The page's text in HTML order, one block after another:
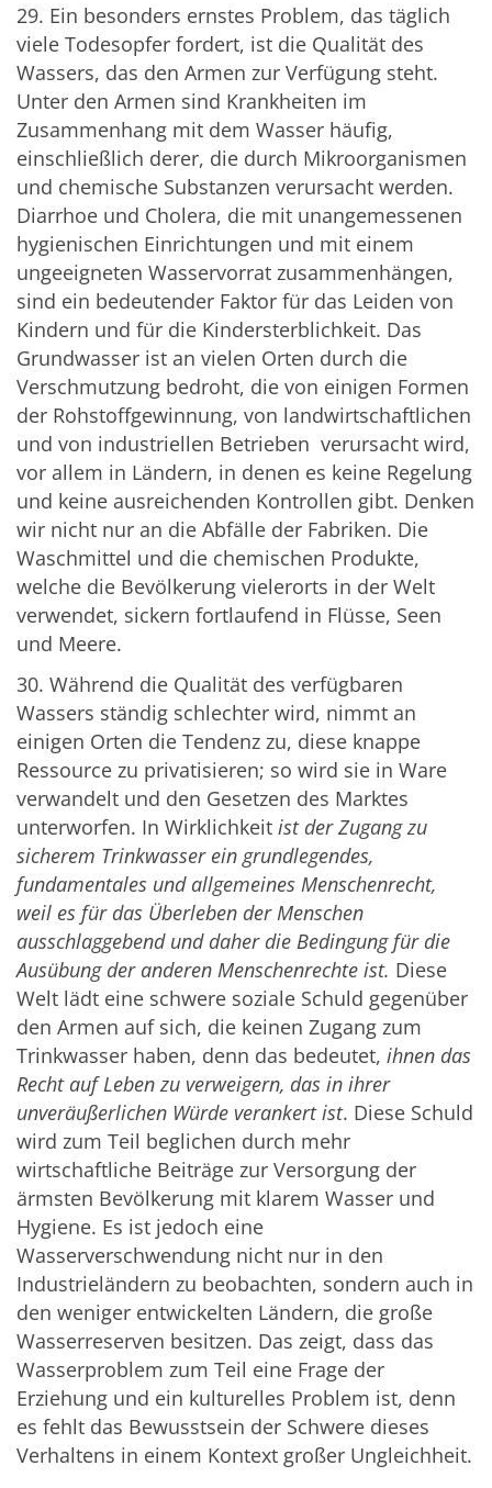
29. Ein besonders ernstes Problem, das täglich
viele Todesopfer fordert, ist die Qualität des
Wassers, das den Armen zur Verfügung steht.
Unter den Armen sind Krankheiten im
Zusammenhang mit dem Wasser häufig,
einschließlich derer, die durch Mikroorganismen
und chemische Substanzen verursacht werden.
Diarrhoe und Cholera, die mit unangemessenen
hygienischen Einrichtungen und mit einem
ungeeigneten Wasservorrat zusammenhängen,
sind ein bedeutender Faktor für das Leiden von
Kindern und für die Kindersterblichkeit. Das
Grundwasser ist an vielen Orten durch die
Verschmutzung bedroht, die von einigen Formen
der Rohstoffgewinnung, von landwirtschaftlichen
und von industriellen Betrieben verursacht wird,
vor allem in Ländern, in denen es keine Regelung
und keine ausreichenden Kontrollen gibt. Denken
wir nicht nur an die Abfälle der Fabriken. Die
Waschmittel und die chemischen Produkte,
welche die Bevölkerung vielerorts in der Welt
verwendet, sickern fortlaufend in Flüsse, Seen
und Meere.
30. Während die Qualität des verfügbaren
Wassers ständig schlechter wird, nimmt an
einigen Orten die Tendenz zu, diese knappe
Ressource zu privatisieren; so wird sie in Ware
verwandelt und den Gesetzen des Marktes
unterworfen. In Wirklichkeit ist der Zugang zu
sicherem Trinkwasser ein grundlegendes,
fundamentales und allgemeines Menschenrecht,
weil es für das Überleben der Menschen
ausschlaggebend und daher die Bedingung für die
Ausübung der anderen Menschenrechte ist. Diese
Welt lädt eine schwere soziale Schuld gegenüber
den Armen auf sich, die keinen Zugang zum
Trinkwasser haben, denn das bedeutet, ihnen das
Recht auf Leben zu verweigern, das in ihrer
unveräußerlichen Würde verankert ist. Diese Schuld
wird zum Teil beglichen durch mehr
wirtschaftliche Beiträge zur Versorgung der
ärmsten Bevölkerung mit klarem Wasser und
Hygiene. Es ist jedoch eine
Wasserverschwendung nicht nur in den
Industrieländern zu beobachten, sondern auch in
den weniger entwickelten Ländern, die große
Wasserreserven besitzen. Das zeigt, dass das
Wasserproblem zum Teil eine Frage der
Erziehung und ein kulturelles Problem ist, denn
es fehlt das Bewusstsein der Schwere dieses
Verhaltens in einem Kontext großer Ungleichheit.